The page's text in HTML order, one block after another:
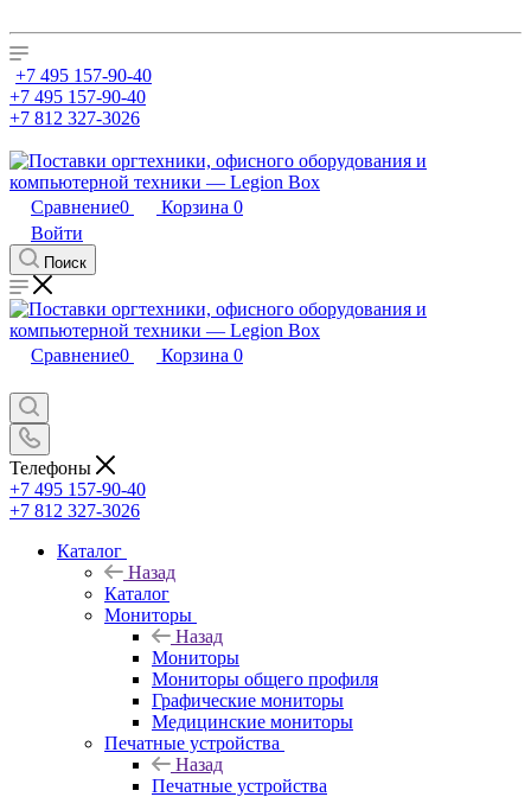
+7 495 157-90-40
+7 495 157-90-40
+7 812 327-3026
Сравнение0 Корзина 0
Войти
Поиск
Сравнение0 Корзина 0
Телефоны
+7 495 157-90-40
+7 812 327-3026
Каталог
Назад
Каталог
Мониторы
Назад
Мониторы
Мониторы общего профиля
Графические мониторы
Медицинские мониторы
Печатные устройства
Назад
Печатные устройства